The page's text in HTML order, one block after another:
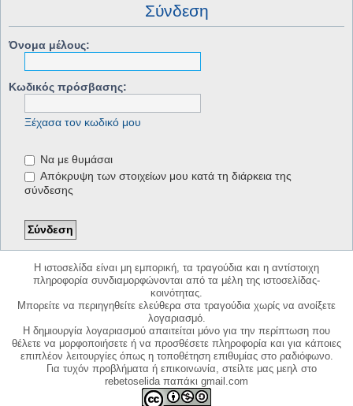
Σύνδεση
Όνομα μέλους:
Κωδικός πρόσβασης:
Ξέχασα τον κωδικό μου
Να με θυμάσαι
Απόκρυψη των στοιχείων μου κατά τη διάρκεια της
σύνδεσης
Η ιστοσελίδα είναι μη εμπορική, τα τραγούδια και η αντίστοιχη
πληροφορία συνδιαμορφώνονται από τα μέλη της ιστοσελίδας-
κοινότητας.
Μπορείτε να περιηγηθείτε ελεύθερα στα τραγούδια χωρίς να ανοίξετε
λογαριασμό.
Η δημιουργία λογαριασμού απαιτείται μόνο για την περίπτωση που
θέλετε να μορφοποιήσετε ή να προσθέσετε πληροφορία και για κάποιες
επιπλέον λειτουργίες όπως η τοποθέτηση επιθυμίας στο ραδιόφωνο.
Για τυχόν προβλήματα ή επικοινωνία, στείλτε μας μεηλ στο
rebetoselida παπάκι gmail.com